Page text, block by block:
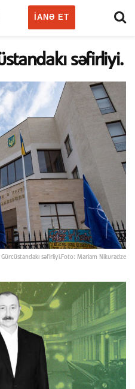
IANƏ ET
səfirliyi.
Gürcüstandakı səfirliyi.Foto: Mariam Nikuradze